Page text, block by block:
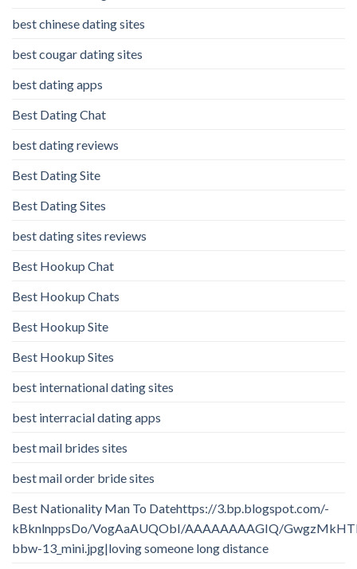
best chinese dating sites
best cougar dating sites
best dating apps
Best Dating Chat
best dating reviews
Best Dating Site
Best Dating Sites
best dating sites reviews
Best Hookup Chat
Best Hookup Chats
Best Hookup Site
Best Hookup Sites
best international dating sites
best interracial dating apps
best mail brides sites
best mail order bride sites
Best Nationality Man To Datehttps://3.bp.blogspot.com/-
kBknlnppsDo/VogAaAUQObI/AAAAAAAAGIQ/
bbw-13_mini.jpg|loving someone long distance